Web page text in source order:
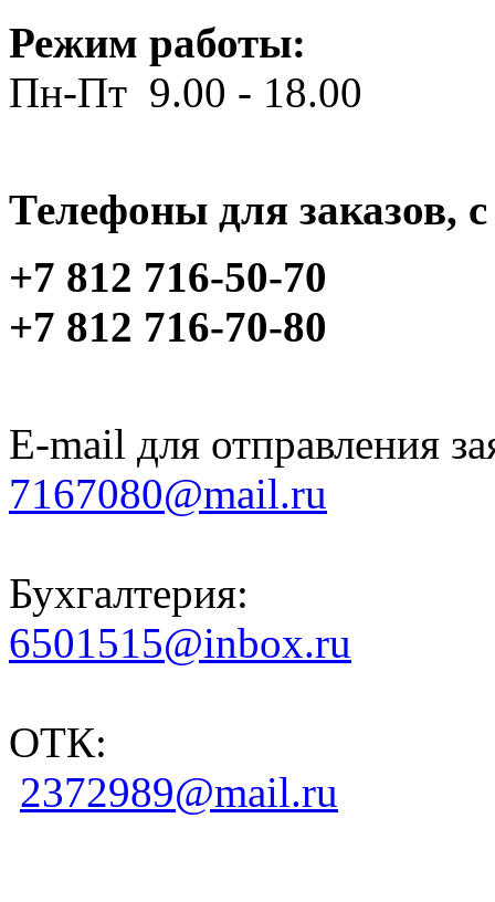
Режим работы:
Пн-Пт 9.00 - 18.00
Телефоны для заказов,
+7 812 716-50-70
+7 812 716-70-80
E-mail для отправления
7167080@mail.ru
Бухгалтерия:
6501515@inbox.ru
ОТК:
2372989@mail.ru